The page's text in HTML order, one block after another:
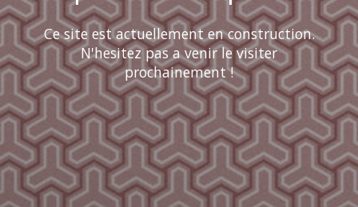
Ce site est actuellement en construction.
N'hesitez pas a venir le visiter
prochainement !